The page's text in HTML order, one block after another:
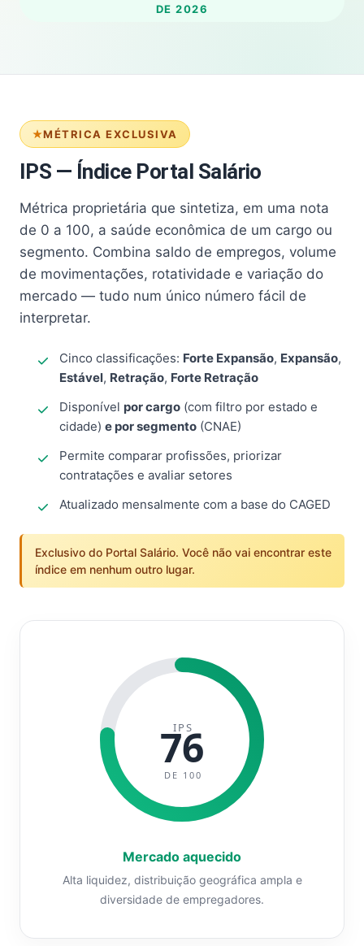
DE 2026
MÉTRICA EXCLUSIVA
IPS — Índice Portal Salário
Métrica proprietária que sintetiza, em uma nota
de 0 a 100, a saúde econômica de um cargo ou
segmento. Combina saldo de empregos, volume
de movimentações, rotatividade e variação do
mercado — tudo num único número fácil de
interpretar.
Cinco classificações: Forte Expansão, Expansão,
Estável, Retração, Forte Retração
Disponível por cargo (com filtro por estado e
cidade) e por segmento (CNAE)
Permite comparar profissões, priorizar
contratações e avaliar setores
Atualizado mensalmente com a base do CAGED
Exclusivo do Portal Salário. Você não vai encontrar este
índice em nenhum outro lugar.
IPS
76
DE 100
Mercado aquecido
Alta liquidez, distribuição geográfica ampla e
diversidade de empregadores.